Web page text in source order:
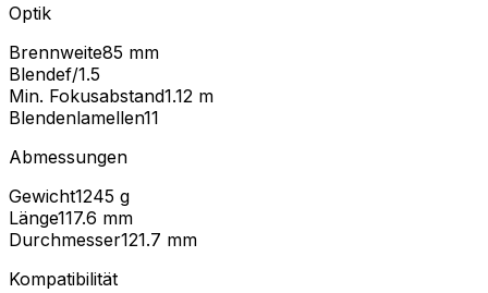
Optik
Brennweite85 mm
Blendef/1.5
Min. Fokusabstand1.12 m
Blendenlamellen11
Abmessungen
Gewicht1245 g
Länge117.6 mm
Durchmesser121.7 mm
Kompatibilität